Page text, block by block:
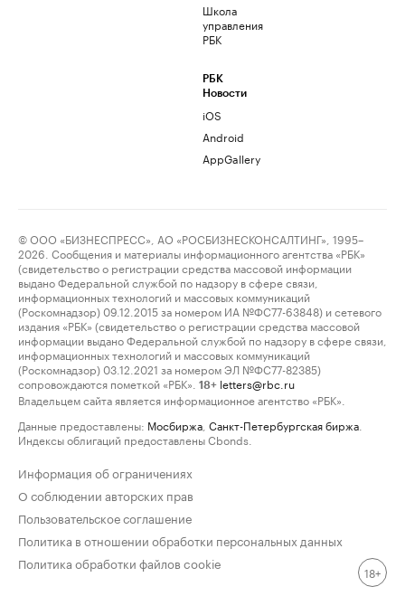
Школа
управления
РБК
РБК
Новости
iOS
Android
AppGallery
© ООО «БИЗНЕСПРЕСС», АО «РОСБИЗНЕСКОНСАЛТИНГ», 1995–
2026. Сообщения и материалы информационного агентства «РБК»
(свидетельство о регистрации средства массовой информации
выдано Федеральной службой по надзору в сфере связи,
информационных технологий и массовых коммуникаций
(Роскомнадзор) 09.12.2015 за номером ИА №ФС77-63848) и сетевого
издания «РБК» (свидетельство о регистрации средства массовой
информации выдано Федеральной службой по надзору в сфере связи,
информационных технологий и массовых коммуникаций
(Роскомнадзор) 03.12.2021 за номером ЭЛ №ФС77-82385)
сопровождаются пометкой «РБК».
18+ letters@rbc.ru
Владельцем сайта является информационное агентство «РБК».
Данные предоставлены: Мосбиржа Санкт-Петербургская биржа
Индексы облигаций предоставлены Cbonds.
Информация об ограничениях
О соблюдении авторских прав
Пользовательское соглашение
Политика в отношении обработки персональных данных
Политика обработки файлов cookie
18+